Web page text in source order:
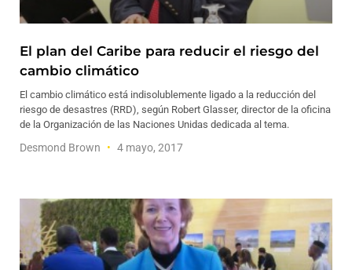
El plan del Caribe para reducir el riesgo del
cambio climático
El cambio climático está indisolublemente ligado a la reducción del
riesgo de desastres (RRD), según Robert Glasser, director de la oficina
de la Organización de las Naciones Unidas dedicada al tema.
Desmond Brown 4 mayo, 2017